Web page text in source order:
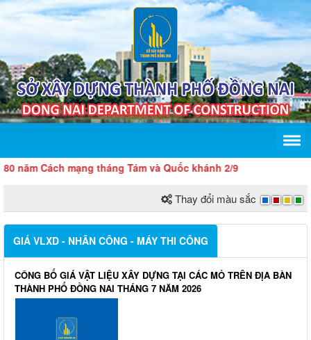
năm Cách mạng tháng Tám và Quốc khánh 2/9
Thay đổi màu sắc
GIÁ VLXD - NHÂN CÔNG - MÁY THI CÔNG
CÔNG BỐ GIÁ VẬT LIỆU XÂY DỰNG TẠI CÁC MỎ TRÊN ĐỊA BÀN
THÀNH PHỐ ĐỒNG NAI THÁNG 7 NĂM 2026